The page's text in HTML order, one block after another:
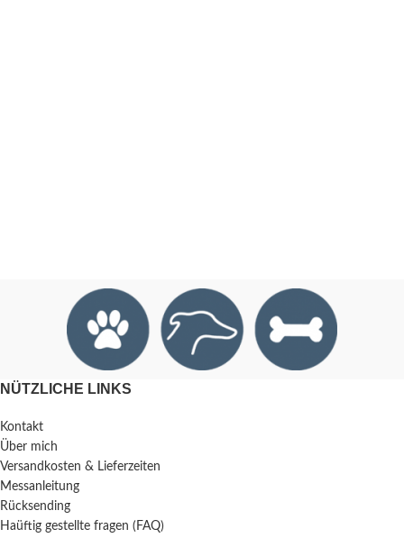
NÜTZLICHE LINKS
Kontakt
Über mich
Versandkosten & Lieferzeiten
Messanleitung
Rücksending
Haüftig gestellte fragen (FAQ)